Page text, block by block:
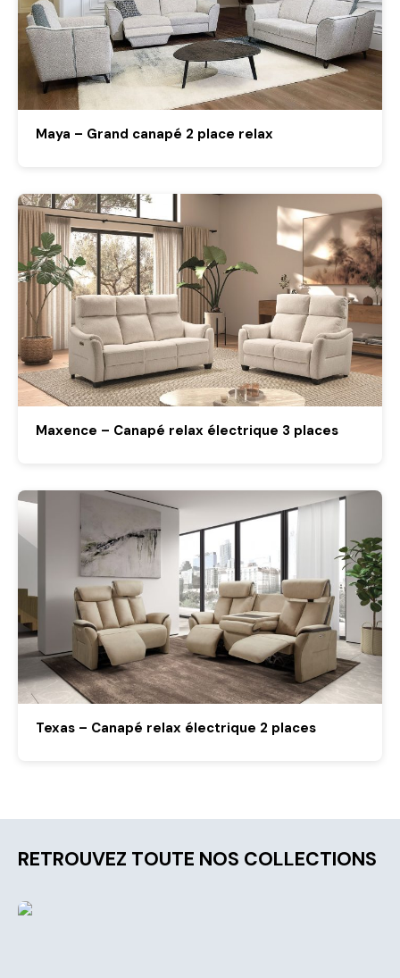
Maya – Grand canapé 2 place relax
Maxence – Canapé relax électrique 3 places
Texas – Canapé relax électrique 2 places
RETROUVEZ TOUTE NOS COLLECTIONS